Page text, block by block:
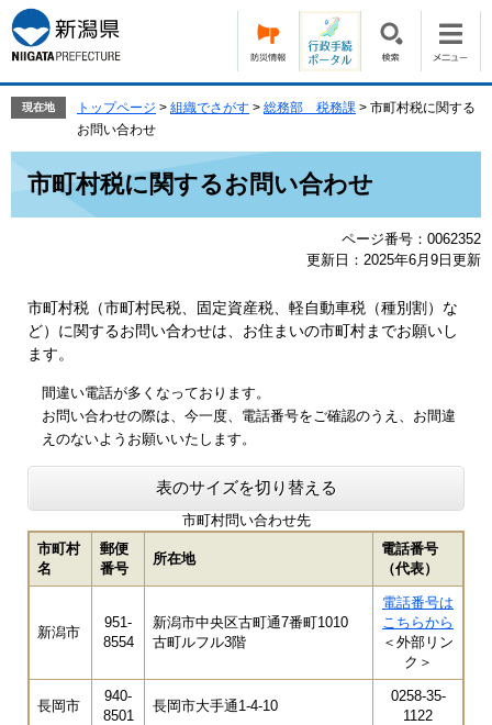
ー
ジ
の
で
す。
ニ
ュ
ー
ば
本
現在地 トップページ > 組織でさがす > 総務部 税務課 > 市町村税に関する
お問い合わせ
市町村税に関するお問い合わせ
ページ番号：0062352
更新日：2025年6月9日更新
市町村税（市町村民税、固定資産税、軽自動車税（種別割）な
ど）に関するお問い合わせは、お住まいの市町村までお願いし
ます。
間違い電話が多くなっております。
お問い合わせの際は、今一度、電話番号をご確認のうえ、お間違
えのないようお願いいたします。
表のサイズを切り替える
市町村問い合わせ先
市町村
名
郵便
番号
所在地
電話番号
（代表）
新潟市
951-
8554
新潟市中央区古町通7番町1010
古町ルフル3階
電話番号は
こちらから
＜外部リン
ク＞
長岡市
940-
8501
長岡市大手通1-4-10
0258-35-
1122